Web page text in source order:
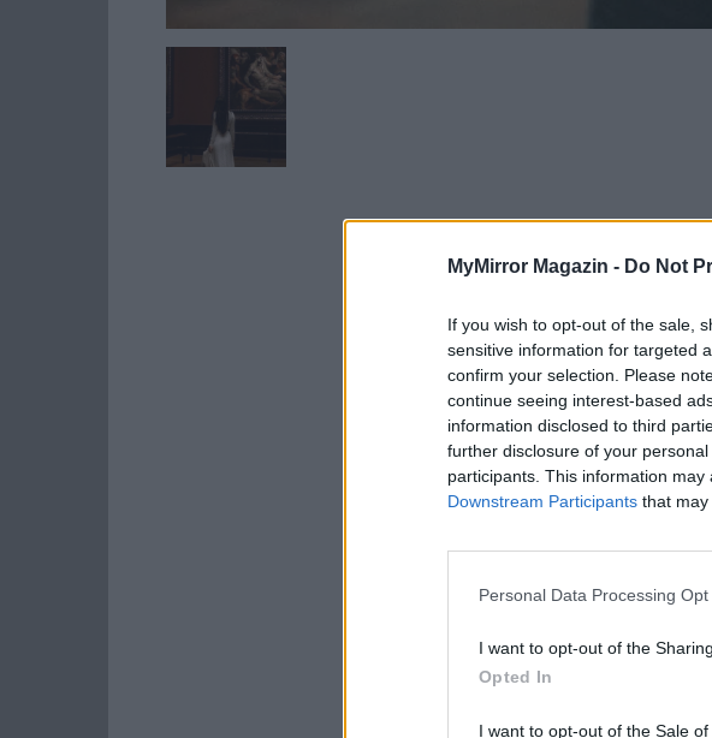
MyMirror Magazin - Do Not
If you wish to opt-out of the sale,
sensitive information for targeted
confirm your selection. Please
continue seeing interest-based
information disclosed to third
further disclosure of your
participants. This information
Downstream Participants that may
Personal Data Processing
I want to opt-out of the
Opted In
I want to opt-out of the Sale of